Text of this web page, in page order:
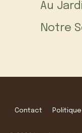
Au
Notre
Contact